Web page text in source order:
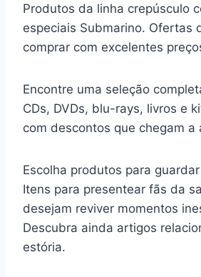
Produtos da linha crepúsculo
especiais Submarino. Ofertas
comprar com excelentes
Encontre uma seleção
CDs, DVDs, blu-rays, livros e
com descontos que chegam a
Escolha produtos para
Itens para presentear fãs da
desejam reviver momentos
Descubra ainda artigos
estória.